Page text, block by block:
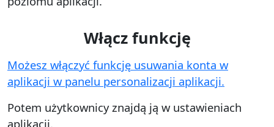
Włącz funkcję
Możesz włączyć funkcję usuwania konta w
aplikacji w panelu personalizacji aplikacji.
Potem użytkownicy znajdą ją w ustawieniach
aplikacji.